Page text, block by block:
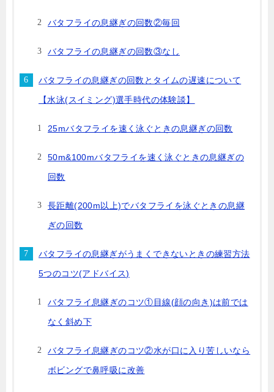
バタフライの息継ぎの回数②毎回
バタフライの息継ぎの回数③なし
バタフライの息継ぎの回数とタイムの遅速について
【水泳(スイミング)選手時代の体験談】
25mバタフライを速く泳ぐときの息継ぎの回数
50m&100mバタフライを速く泳ぐときの息継ぎの
回数
長距離(200m以上)でバタフライを泳ぐときの息継
ぎの回数
バタフライの息継ぎがうまくできないときの練習方法
5つのコツ(アドバイス)
バタフライ息継ぎのコツ①目線(顔の向き)は前では
なく斜め下
バタフライ息継ぎのコツ②水が口に入り苦しいなら
ボビングで鼻呼吸に改善